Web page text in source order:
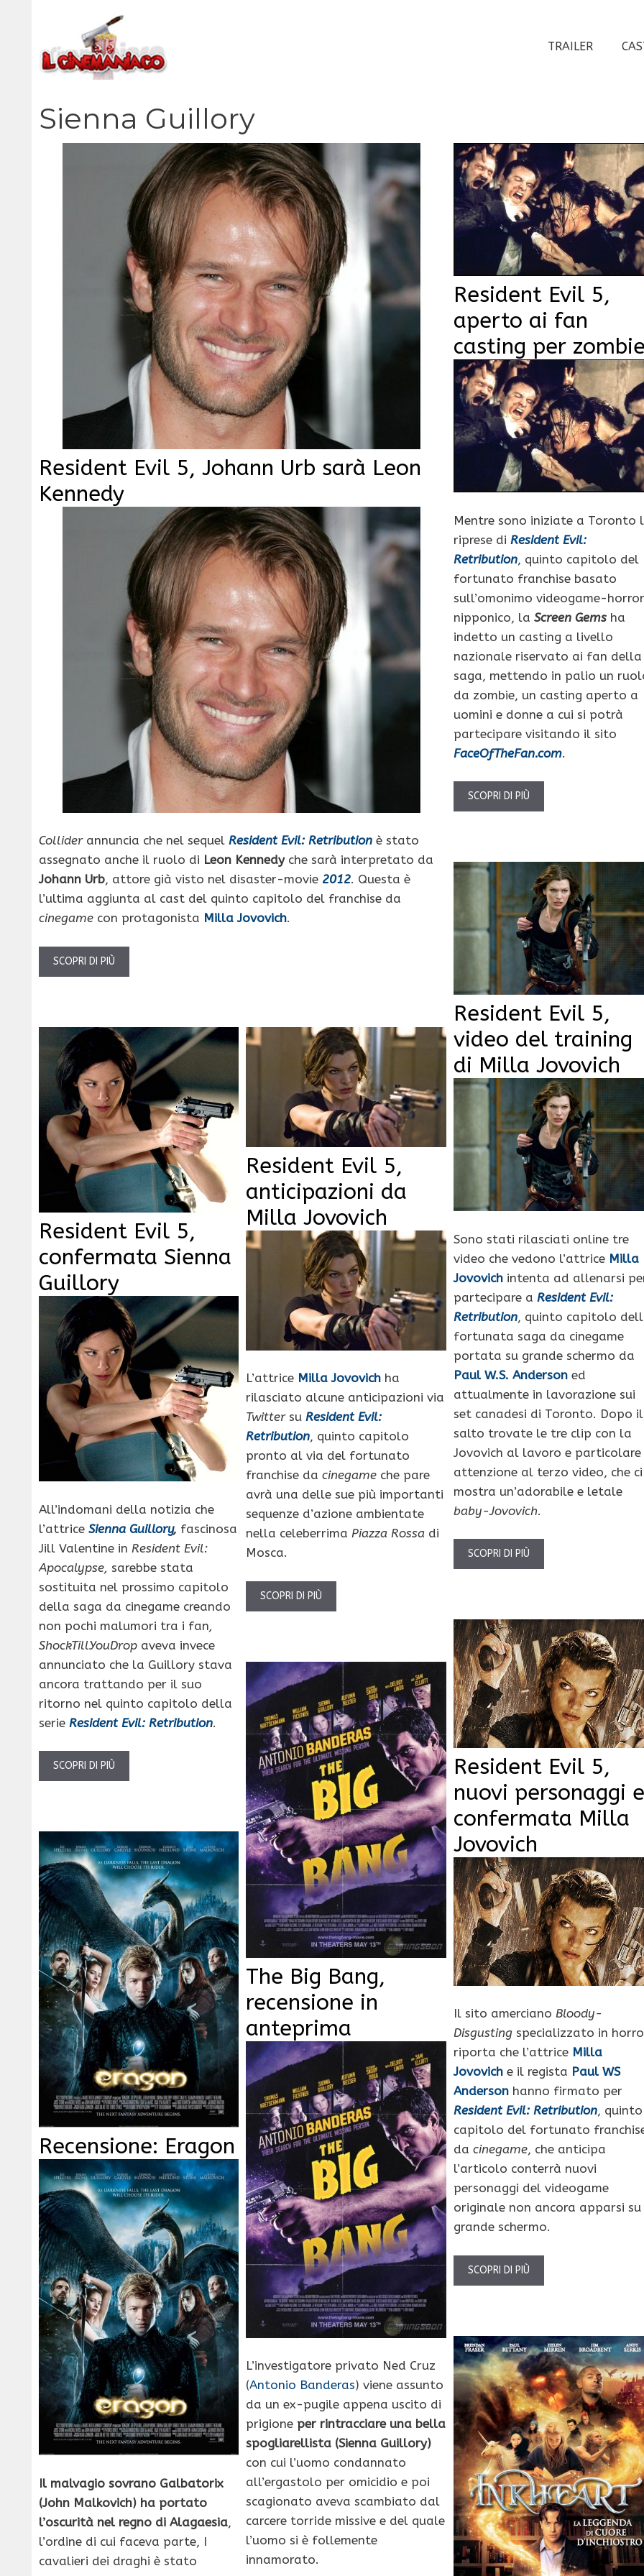
contenuto
TRAILER
Sienna Guillory
Resident Evil 5, Johann Urb sarà Leon
Kennedy
Colliderannuncia che nel sequel Resident Evil: Retribution è stato
assegnato anche il ruolo di Leon Kennedyche sarà interpretato da
Johann Urb, attore già visto nel disaster-movie 2012. Questa è
l’ultima aggiunta al cast del quinto capitolo del franchise da
cinegame con protagonista Milla Jovovich.
SCOPRI DI PIÙ
Resident Evil 5,
aperto ai fan
casting per
Mentre sono iniziate a Toronto
riprese di Resident Evil:
Retribution, quinto capitolo del
fortunato franchise basato
sull’omonimo videogame-horror
nipponico, la Screen Gemsha
indetto un casting a livello
nazionale riservato ai fan della
saga, mettendo in palio un
da zombie, un casting aperto a
uomini e donne a cui si potrà
partecipare visitando il sito
FaceOfTheFan.com.
SCOPRI DI PIÙ
Resident Evil 5,
video del training
di Milla Jovovich
Sono stati rilasciati online tre
video che vedono l’attrice Milla
Jovovichintenta ad allenarsi
partecipare a Resident Evil:
Retribution, quinto capitolo
fortunata saga da cinegame
portata su grande schermo da
Paul W.S. Andersoned
attualmente in lavorazione sui
set canadesi di Toronto. Dopo il
salto trovate le tre clip con la
Jovovich al lavoro e particolare
attenzione al terzo video, che ci
mostra un’adorabile e letale
baby-Jovovich.
SCOPRI DI PIÙ
Resident Evil 5,
confermata Sienna
Guillory
All’indomani della notizia che
l’attrice Sienna Guillory, fascinosa
Jill Valentine in Resident Evil:
Apocalypse, sarebbe stata
sostituita nel prossimo capitolo
della saga da cinegame creando
non pochi malumori tra i fan,
ShockTillYouDrop aveva invece
annunciato che la Guillory stava
ancora trattando per il suo
ritorno nel quinto capitolo della
serie Resident Evil: Retribution.
SCOPRI DI PIÙ
Resident Evil 5,
anticipazioni da
Milla Jovovich
L’attrice Milla Jovovich ha
rilasciato alcune anticipazioni via
TwittersuResident Evil:
Retribution, quinto capitolo
pronto al via del fortunato
franchise dacinegame che pare
avrà una delle sue più importanti
sequenze d’azione ambientate
nella celeberrimaPiazza Rossa di
Mosca.
SCOPRI DI PIÙ
Resident Evil 5,
nuovi personaggi e
confermata Milla
Jovovich
Il sito amerciano Bloody-
Disgusting specializzato in
riporta che l’attrice Milla
Jovoviche il regista Paul WS
Andersonhanno firmato per
Resident Evil: Retribution, quinto
capitolo del fortunato
da cinegame, che anticipa
l’articolo conterrà nuovi
personaggi del videogame
originale non ancora apparsi su
grande schermo.
SCOPRI DI PIÙ
The Big Bang,
recensione in
anteprima
L’investigatore privato Ned Cruz
(Antonio Banderas) viene assunto
da un ex-pugile appena uscito di
prigione per rintracciare una bella
spogliarellista (Sienna Guillory)
con cui l’uomo condannato
all’ergastolo per omicidio e poi
scagionato aveva scambiato dal
carcere torride missive e del quale
l’uomo si è follemente
innamorato.
Recensione: Eragon
Il malvagio sovrano Galbatorix
(John Malkovich) ha portato
l’oscurità nel regno di Alagaesia,
l’ordine di cui faceva parte, I
cavalieri dei draghi è stato